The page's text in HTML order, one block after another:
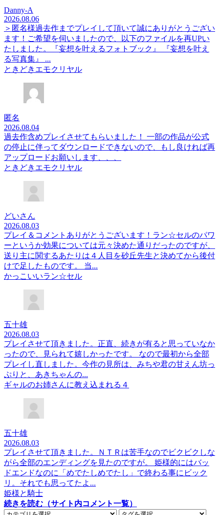
Danny-A
2026.08.06
＞匿名様過去作までプレイして頂いて誠にありがとうござい
ます！ご希望を伺いましたので、以下のファイルを再UPい
たしました。『妄想を叶えるフォトブック』 『妄想を叶え
る写真集』 ...
ときどきエモクリヤル
匿名
2026.08.04
過去作含めプレイさせてもらいました！ 一部の作品が公式
の停止に伴ってダウンロードできないので、もし良ければ再
アップロードお願いします、、、
ときどきエモクリヤル
どいさん
2026.08.03
プレイ＆コメントありがとうございます！ラン☆セルのパワ
ーというか効果については元々決めた通りだったのですが、
送り主に関するあたりは４人目を砂丘先生と決めてから後付
けで足したものです。 当...
かっこいいラン☆セル
五十雄
2026.08.03
プレイさせて頂きました。正直、続きが有ると思っていなか
ったので、見られて嬉しかったです。 なので最初から全部
プレイし直しました。今作の見所は、みちや君の甘えん坊っ
ぷりと、あきちゃんの...
ギャルのお姉さんに教え込まれる４
五十雄
2026.08.03
プレイさせて頂きました。ＮＴＲは苦手なのでビクビクしな
がら全部のエンディングを見たのですが。 姫様的にはバッ
ドエンドなのに「めでたしめでたし」で終わる事にビック
リ。それでも思ってたよ...
姫様と騎士
続きを読む（サイト内コメント一覧）